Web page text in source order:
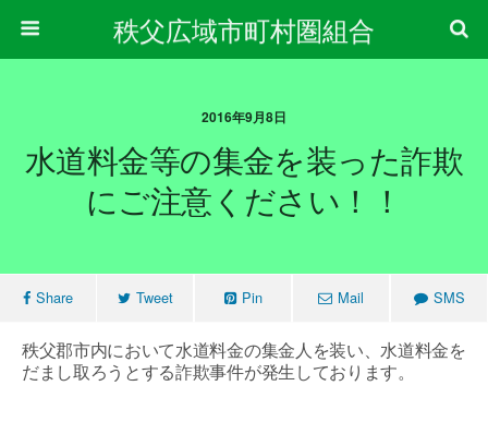
秩父広域市町村圏組合
2016年9月8日
水道料金等の集金を装った詐欺
にご注意ください！！
Share Tweet Pin Mail SMS
秩父郡市内において水道料金の集金人を装い、水道料金を
だまし取ろうとする詐欺事件が発生しております。